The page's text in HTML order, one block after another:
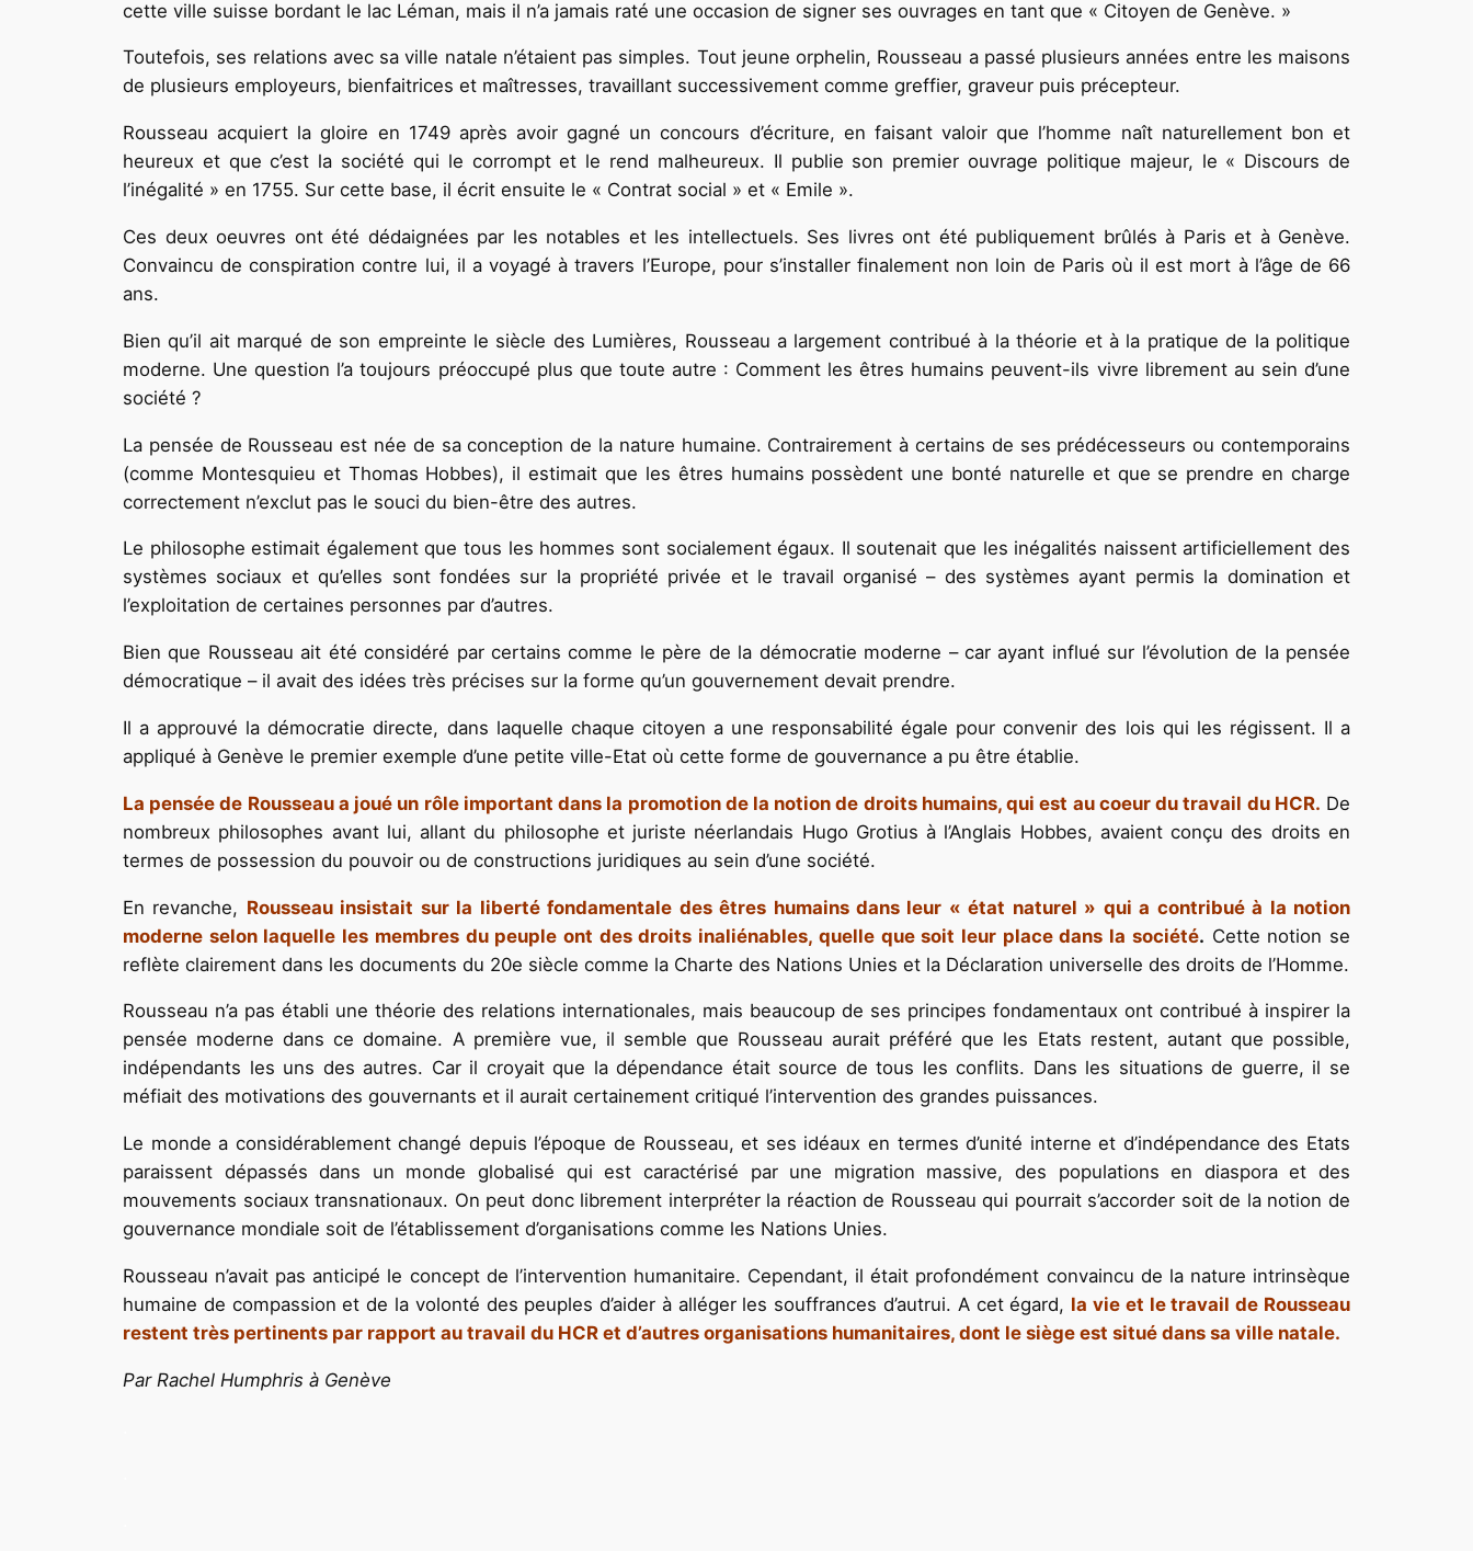
cette ville suisse bordant le lac Léman, mais il n’a jamais raté une occasion de signer ses ouvrages en tant que « Citoyen de Genève. »
Toutefois, ses relations avec sa ville natale n’étaient pas simples. Tout jeune orphelin, Rousseau a passé plusieurs années entre les maisons
de plusieurs employeurs, bienfaitrices et maîtresses, travaillant successivement comme greffier, graveur puis précepteur.
Rousseau acquiert la gloire en 1749 après avoir gagné un concours d’écriture, en faisant valoir que l’homme naît naturellement bon et
heureux et que c’est la société qui le corrompt et le rend malheureux. Il publie son premier ouvrage politique majeur, le « Discours de
l’inégalité » en 1755. Sur cette base, il écrit ensuite le « Contrat social » et « Emile ».
Ces deux oeuvres ont été dédaignées par les notables et les intellectuels. Ses livres ont été publiquement brûlés à Paris et à Genève.
Convaincu de conspiration contre lui, il a voyagé à travers l’Europe, pour s’installer finalement non loin de Paris où il est mort à l’âge de 66
ans.
Bien qu’il ait marqué de son empreinte le siècle des Lumières, Rousseau a largement contribué à la théorie et à la pratique de la politique
moderne. Une question l’a toujours préoccupé plus que toute autre : Comment les êtres humains peuvent-ils vivre librement au sein d’une
société ?
La pensée de Rousseau est née de sa conception de la nature humaine. Contrairement à certains de ses prédécesseurs ou contemporains
(comme Montesquieu et Thomas Hobbes), il estimait que les êtres humains possèdent une bonté naturelle et que se prendre en charge
correctement n’exclut pas le souci du bien-être des autres.
Le philosophe estimait également que tous les hommes sont socialement égaux. Il soutenait que les inégalités naissent artificiellement des
systèmes sociaux et qu’elles sont fondées sur la propriété privée et le travail organisé – des systèmes ayant permis la domination et
l’exploitation de certaines personnes par d’autres.
Bien que Rousseau ait été considéré par certains comme le père de la démocratie moderne – car ayant influé sur l’évolution de la pensée
démocratique – il avait des idées très précises sur la forme qu’un gouvernement devait prendre.
Il a approuvé la démocratie directe, dans laquelle chaque citoyen a une responsabilité égale pour convenir des lois qui les régissent. Il a
appliqué à Genève le premier exemple d’une petite ville-Etat où cette forme de gouvernance a pu être établie.
La pensée de Rousseau a joué un rôle important dans la promotion de la notion de droits humains, qui est au coeur du travail du HCR. De
nombreux philosophes avant lui, allant du philosophe et juriste néerlandais Hugo Grotius à l’Anglais Hobbes, avaient conçu des droits en
termes de possession du pouvoir ou de constructions juridiques au sein d’une société.
En revanche, Rousseau insistait sur la liberté fondamentale des êtres humains dans leur « état naturel » qui a contribué à la notion
moderne selon laquelle les membres du peuple ont des droits inaliénables, quelle que soit leur place dans la société. Cette notion se
reflète clairement dans les documents du 20e siècle comme la Charte des Nations Unies et la Déclaration universelle des droits de l’Homme.
Rousseau n’a pas établi une théorie des relations internationales, mais beaucoup de ses principes fondamentaux ont contribué à inspirer la
pensée moderne dans ce domaine. A première vue, il semble que Rousseau aurait préféré que les Etats restent, autant que possible,
indépendants les uns des autres. Car il croyait que la dépendance était source de tous les conflits. Dans les situations de guerre, il se
méfiait des motivations des gouvernants et il aurait certainement critiqué l’intervention des grandes puissances.
Le monde a considérablement changé depuis l’époque de Rousseau, et ses idéaux en termes d’unité interne et d’indépendance des Etats
paraissent dépassés dans un monde globalisé qui est caractérisé par une migration massive, des populations en diaspora et des
mouvements sociaux transnationaux. On peut donc librement interpréter la réaction de Rousseau qui pourrait s’accorder soit de la notion de
gouvernance mondiale soit de l’établissement d’organisations comme les Nations Unies.
Rousseau n’avait pas anticipé le concept de l’intervention humanitaire. Cependant, il était profondément convaincu de la nature intrinsèque
humaine de compassion et de la volonté des peuples d’aider à alléger les souffrances d’autrui. A cet égard, la vie et le travail de Rousseau
restent très pertinents par rapport au travail du HCR et d’autres organisations humanitaires, dont le siège est situé dans sa ville natale.
Par Rachel Humphris à Genève